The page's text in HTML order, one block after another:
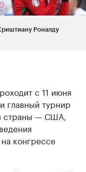
Роналду
с 11 июня
главный турнир
страны — США,
конгрессе